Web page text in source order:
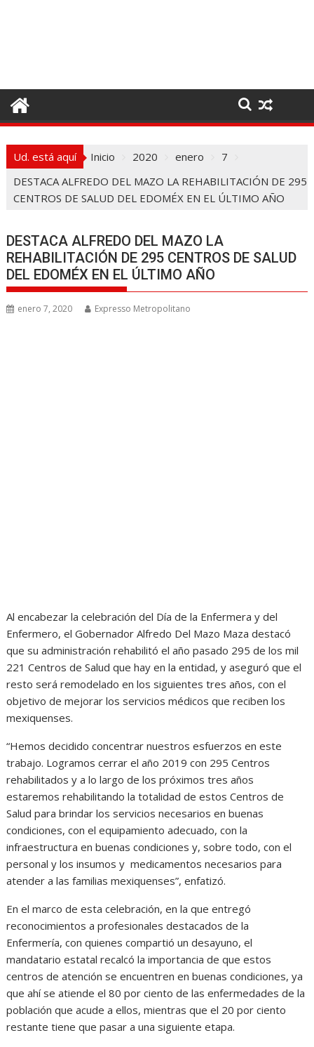
o
t
Ud. está aquí Inicio 2020 enero
7
DESTACA ALFREDO DEL MAZO LA REHABILITACIÓN DE 295
CENTROS DE SALUD DEL EDOMÉX EN EL ÚLTIMO AÑO
DESTACA ALFREDO DEL MAZO LA
REHABILITACIÓN DE 295 CENTROS DE SALUD
DEL EDOMÉX EN EL ÚLTIMO AÑO
enero 7, 2020 Expresso Metropolitano
Al encabezar la celebración del Día de la Enfermera y del
Enfermero, el Gobernador Alfredo Del Mazo Maza destacó
que su administración rehabilitó el año pasado 295 de los mil
221 Centros de Salud que hay en la entidad, y aseguró que el
resto será remodelado en los siguientes tres años, con el
objetivo de mejorar los servicios médicos que reciben los
mexiquenses.
“Hemos decidido concentrar nuestros esfuerzos en este
trabajo. Logramos cerrar el año 2019 con 295 Centros
rehabilitados y a lo largo de los próximos tres años
estaremos rehabilitando la totalidad de estos Centros de
Salud para brindar los servicios necesarios en buenas
condiciones, con el equipamiento adecuado, con la
infraestructura en buenas condiciones y, sobre todo, con el
personal y los insumos y medicamentos necesarios para
atender a las familias mexiquenses”, enfatizó.
En el marco de esta celebración, en la que entregó
reconocimientos a profesionales destacados de la
Enfermería, con quienes compartió un desayuno, el
mandatario estatal recalcó la importancia de que estos
centros de atención se encuentren en buenas condiciones, ya
que ahí se atiende el 80 por ciento de las enfermedades de la
población que acude a ellos, mientras que el 20 por ciento
restante tiene que pasar a una siguiente etapa.